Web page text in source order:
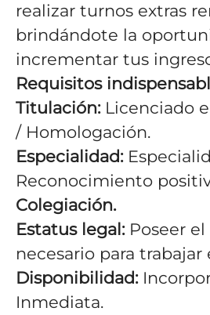
realizar turnos extras
brindándote la
incrementar tus
Requisitos
Titulación:Licenciado
/ Homologación.
Especialidad:
Reconocimiento
Colegiación.
Estatus legal:Poseer el
necesario para trabajar
Disponibilidad:
Inmediata.